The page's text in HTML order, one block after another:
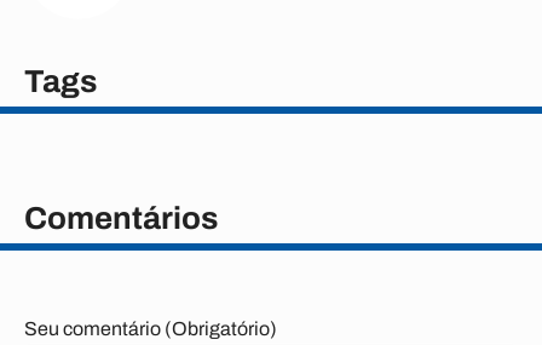
Tags
Comentários
Seu comentário (Obrigatório)